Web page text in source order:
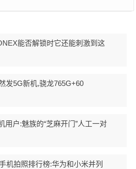
能否解锁时它还能刺激到这
发5G新机,骁龙765G+60
用户:魅族的“芝麻开门”人工一对
机拍照排行榜:华为和小米并列